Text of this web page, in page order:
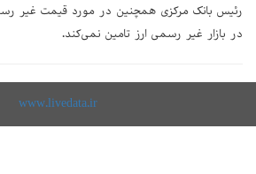
رئیس بانک مرکزی همچنین در مورد قیمت غیر
در بازار غیر رسمی ارز تامین نمی‌کند.
www.livedata.ir